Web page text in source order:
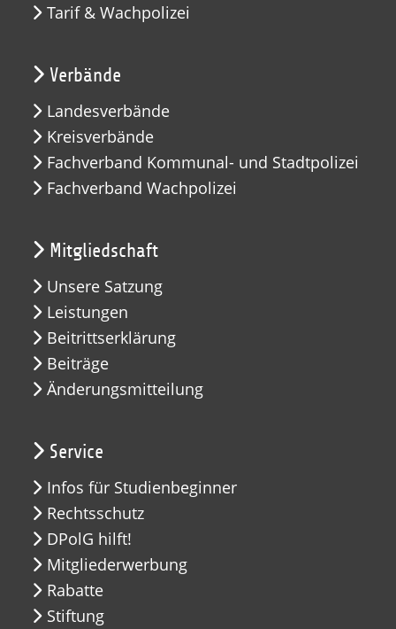
Tarif & Wachpolizei
Verbände
Landesverbände
Kreisverbände
Fachverband Kommunal- und Stadtpolizei
Fachverband Wachpolizei
Mitgliedschaft
Unsere Satzung
Leistungen
Beitrittserklärung
Beiträge
Änderungsmitteilung
Service
Infos für Studienbeginner
Rechtsschutz
DPolG hilft!
Mitgliederwerbung
Rabatte
Stiftung